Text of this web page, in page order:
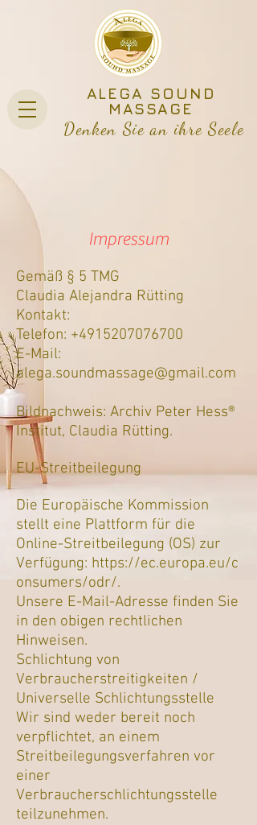
Denken Sie an ihre Seele
ALEGA SOUND
MASSAGE
Impressum
Gemäß § 5 TMG
Claudia Alejandra Rütting
Kontakt:
Telefon: +4915207076700
E-Mail:
alega.soundmassage@gmail.com
Bildnachweis: Archiv Peter Hess®
Institut, Claudia Rütting.
EU-Streitbeilegung
Die Europäische Kommission
stellt eine Plattform für die
Online-Streitbeilegung (OS) zur
Verfügung: https://ec.europa.eu/c
onsumers/odr/.
Unsere E-Mail-Adresse finden Sie
in den obigen rechtlichen
Hinweisen.
Schlichtung von
Verbraucherstreitigkeiten /
Universelle Schlichtungsstelle
Wir sind weder bereit noch
verpflichtet, an einem
Streitbeilegungsverfahren vor
einer
Verbraucherschlichtungsstelle
teilzunehmen.